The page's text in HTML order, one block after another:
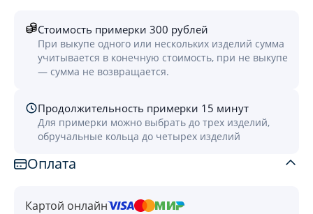
Стоимость примерки 300 рублей
При выкупе одного или нескольких изделий сумма
учитывается в конечную стоимость, при не выкупе
— сумма не возвращается.
Продолжительность примерки 15 минут
Для примерки можно выбрать до трех изделий,
обручальные кольца до четырех изделий
Оплата
Картой онлайн